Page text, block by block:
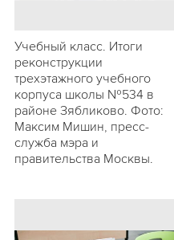
Учебный класс. Итоги
реконструкции
трехэтажного учебного
корпуса школы №534 в
районе Зябликово. Фото:
Максим Мишин, пресс-
служба мэра и
правительства Москвы.